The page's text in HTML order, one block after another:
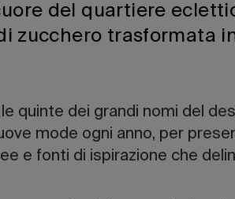
del quartiere
zucchero trasformata
quinte dei grandi nomi del
mode ogni anno, per
e fonti di ispirazione che